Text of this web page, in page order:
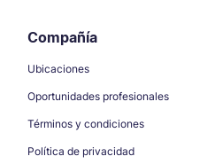
Compañía
Ubicaciones
Oportunidades profesionales
Términos y condiciones
Política de privacidad